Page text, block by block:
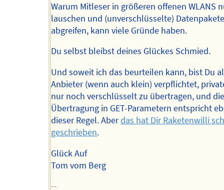
Warum Mitleser in größeren offenen WLANS
lauschen und (unverschlüsselte)
abgreifen, kann viele Gründe haben.
Du selbst bleibst deines Glückes Schmied.
Und soweit ich das beurteilen kann, bist Du
Anbieter (wenn auch klein) verpflichtet,
nur noch verschlüsselt zu übertragen, und
Übertragung in GET-Parametern entspricht
dieser Regel. Aberdas hat Dir Raketenwilli
geschrieben.
Glück Auf
Tom vom Berg
--